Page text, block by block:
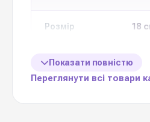
Розмір 18
Ціна вказана
1 шт
Показати повністю
Переглянути всі товари